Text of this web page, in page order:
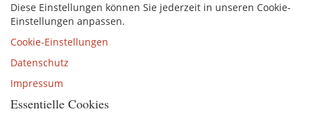
Diese Einstellungen können Sie jederzeit in unseren Cookie-
Einstellungen anpassen.
Cookie-Einstellungen
Datenschutz
Impressum
Essentielle Cookies